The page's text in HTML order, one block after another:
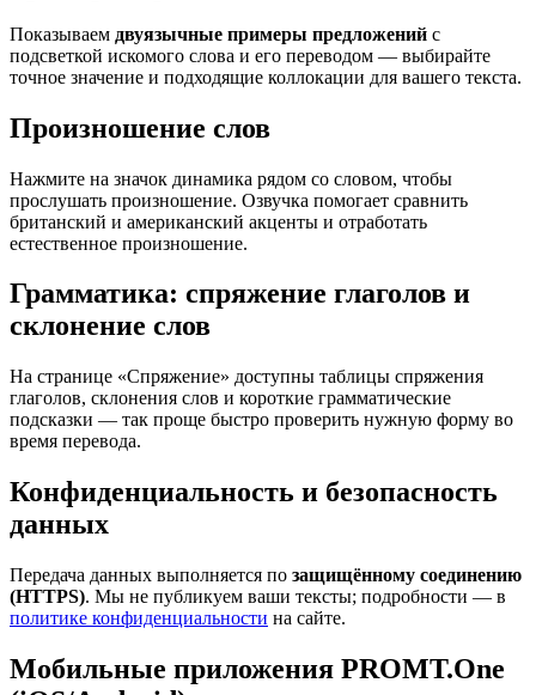
Показываем двуязычные примеры предложений с
подсветкой искомого слова и его переводом — выбирайте
точное значение и подходящие коллокации для вашего текста.
Произношение слов
Нажмите на значок динамика рядом со словом, чтобы
прослушать произношение. Озвучка помогает сравнить
британский и американский акценты и отработать
естественное произношение.
Грамматика: спряжение глаголов и
склонение слов
На странице «Спряжение» доступны таблицы спряжения
глаголов, склонения слов и короткие грамматические
подсказки — так проще быстро проверить нужную форму во
время перевода.
Конфиденциальность и безопасность
данных
Передача данных выполняется по защищённому соединению
(HTTPS). Мы не публикуем ваши тексты; подробности — в
политике конфиденциальности на сайте.
Мобильные приложения PROMT.One